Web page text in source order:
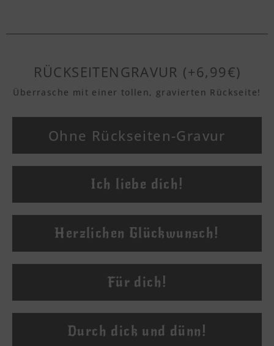
Textvorschau
Textvorschau
Textvorschau
Textvorschau
Textvorschau
Textvorschau
RÜCKSEITENGRAVUR (+6,99€)
Überrasche mit einer tollen, gravierten Rückseite!
Ohne Rückseiten-Gravur
Ich liebe dich!
Herzlichen Glückwunsch!
Für dich!
Durch dick und dünn!